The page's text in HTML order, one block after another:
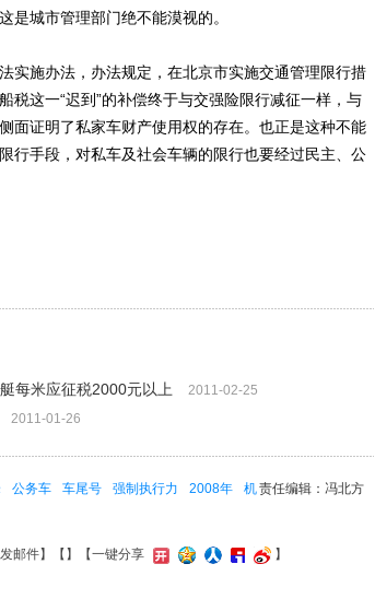
是城市管理部门绝不能漠视的。
施办法，办法规定，在北京市实施交通管理限行措
税这一“迟到”的补偿终于与交强险限行减征一样，与
面证明了私家车财产使用权的存在。也正是这种不能
行手段，对私车及社会车辆的限行也要经过民主、公
每米应征税2000元以上 2011-02-25
2011-01-26
责任编辑：冯北方
公务车 车尾号 强制执行力 2008年
机
邮件】【 】 【一键分享 】